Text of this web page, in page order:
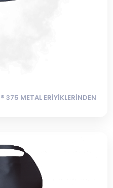
375 METAL ERİYİKLERİNDEN